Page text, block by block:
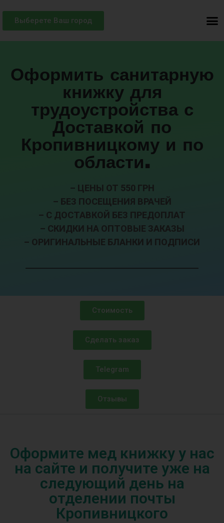
Выберете Ваш город
Оформить санитарную
книжку для
трудоустройства с
Доставкой по
Кропивницкому и по
области.
– ЦЕНЫ ОТ 550 ГРН
– БЕЗ ПОСЕЩЕНИЯ ВРАЧЕЙ
– С ДОСТАВКОЙ БЕЗ ПРЕДОПЛАТ
– СКИДКИ НА ОПТОВЫЕ ЗАКАЗЫ
– ОРИГИНАЛЬНЫЕ БЛАНКИ И ПОДПИСИ
Стоимость
Сделать заказ
Telegram
Отзывы
Оформите мед книжку у нас
на сайте и получите уже на
следующий день на
отделении почты
Кропивницкого